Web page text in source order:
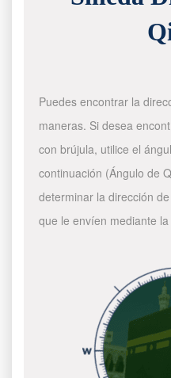
Puedes encontrar la
maneras. Si desea
con brújula, utilice el
continuación (Ángulo de
determinar la dirección
que le envíen mediante